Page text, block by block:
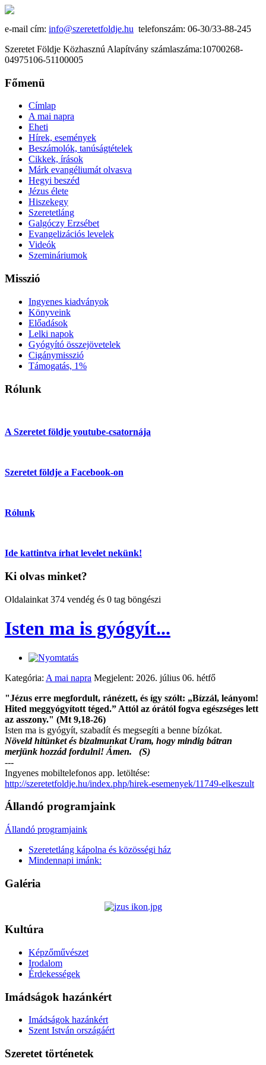
e-mail cím: info@szeretetfoldje.hu telefonszám: 06-30/33-88-245
Szeretet Földje Közhasznú Alapítvány számlaszáma:10700268-
04975106-51100005
Főmenü
Címlap
A mai napra
Eheti
Hírek, események
Beszámolók, tanúságtételek
Cikkek, írások
Márk evangéliumát olvasva
Hegyi beszéd
Jézus élete
Hiszekegy
Szeretetláng
Galgóczy Erzsébet
Evangelizációs levelek
Videók
Szemináriumok
Misszió
Ingyenes kiadványok
Könyveink
Előadások
Lelki napok
Gyógyító összejövetelek
Cigánymisszió
Támogatás, 1%
Rólunk
A Szeretet földje youtube-csatornája
Szeretet földje a Facebook-on
Rólunk
Ide kattintva írhat levelet nekünk!
Ki olvas minket?
Oldalainkat 374 vendég és 0 tag böngészi
Isten ma is gyógyít...
Kategória: A mai napra Megjelent: 2026. július 06. hétfő
"Jézus erre megfordult, ránézett, és így szólt: „Bízzál, leányom!
Hited meggyógyított téged.” Attól az órától fogva egészséges lett
az asszony." (Mt 9,18-26)
Isten ma is gyógyít, szabadít és megsegíti a benne bízókat.
Növeld hitünket és bizalmunkat Uram, hogy mindig bátran
merjünk hozzád fordulni! Ámen. (S)
---
Ingyenes mobiltelefonos app. letöltése:
http://szeretetfoldje.hu/index.php/hirek-esemenyek/11749-elkeszult
Állandó programjaink
Állandó programjaink
Szeretetláng kápolna és közösségi ház
Mindennapi imánk:
Galéria
Kultúra
Képzőművészet
Irodalom
Érdekességek
Imádságok hazánkért
Imádságok hazánkért
Szent István országáért
Szeretet történetek